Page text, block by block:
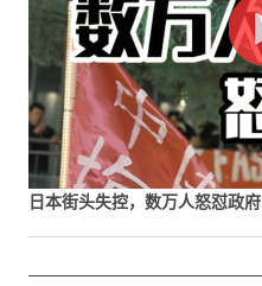
日本街头失控，数万人怒怼政府